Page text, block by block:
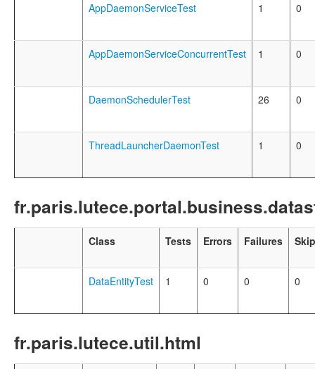
AppDaemonServiceTest 1 0
AppDaemonServiceConcurrentTest 1 0
DaemonSchedulerTest 26 0
ThreadLauncherDaemonTest 1 0
Class Tests Errors Failures
DataEntityTest 1 0 0 0
fr.paris.lutece.util.html